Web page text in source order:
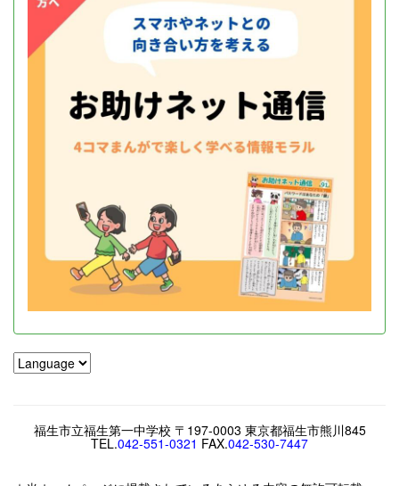
福生市立福生第一中学校 〒197-0003 東京都福生市熊川845
TEL.042-551-0321 FAX.042-530-7447